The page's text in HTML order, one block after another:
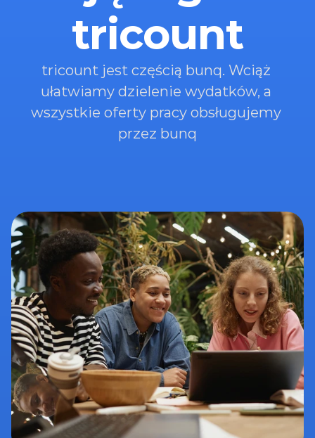
tricount
tricount jest częścią bunq. Wciąż
ułatwiamy dzielenie wydatków, a
wszystkie oferty pracy obsługujemy
przez bunq